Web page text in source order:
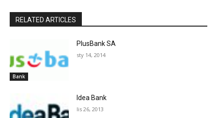
RELATED ARTICLES
Bank
PlusBank SA
sty 14, 2014
Idea Bank
lis 26, 2013